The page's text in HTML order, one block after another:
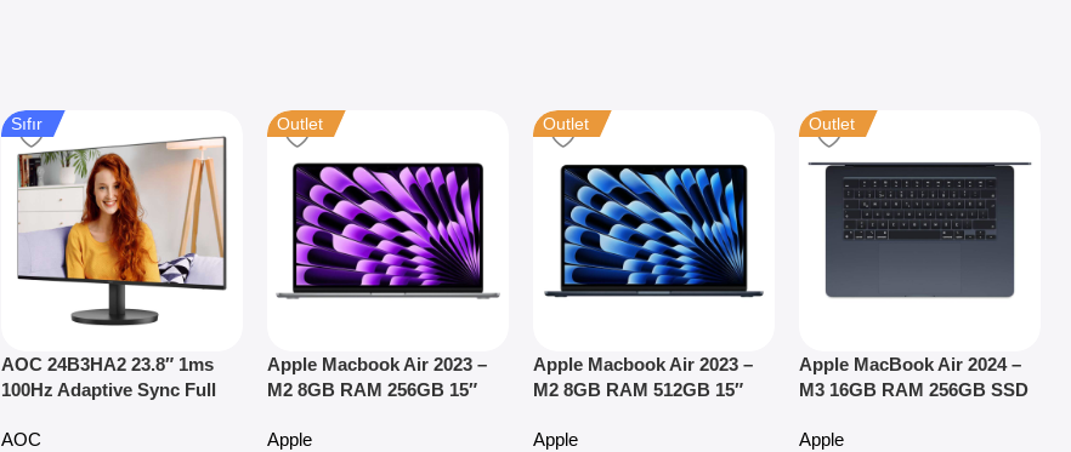
Sıfır
AOC 24B3HA2 23.8″ 1ms
100Hz Adaptive Sync Full
AOC
Outlet
Apple Macbook Air 2023 –
M2 8GB RAM 256GB 15″
Apple
Outlet
Apple Macbook Air 2023 –
M2 8GB RAM 512GB 15″
Apple
Outlet
Apple MacBook Air 2024 –
M3 16GB RAM 256GB SSD
Apple